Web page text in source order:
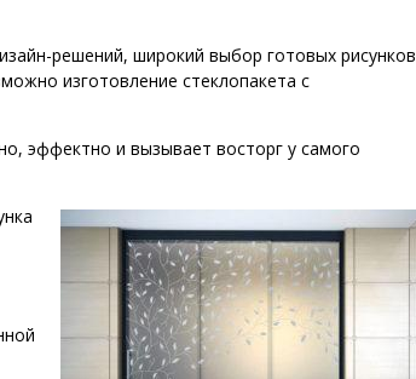
решений, широкий выбор готовых рисунков
изготовление стеклопакета с
эффектно и вызывает восторг у самого